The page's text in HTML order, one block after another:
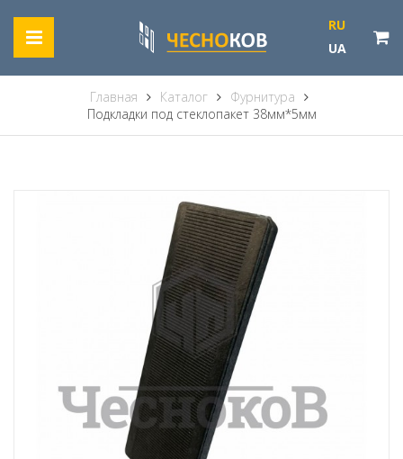
RU
UA
Главная Каталог
Фурнитура
Подкладки под стеклопакет 38мм*5мм